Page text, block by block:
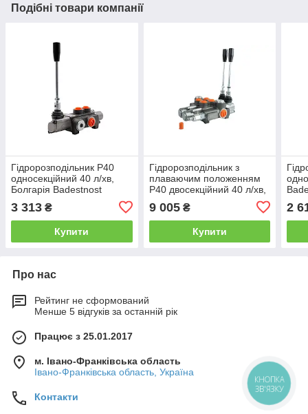
Подібні товари компанії
Гідророзподільник Р40
односекційний 40 л/хв,
Болгарія Badestnost
3 313 ₴
Купити
Гідророзподільник з
плаваючим положенням
Р40 двосекційний 40 л/хв,
9 005₴
Купити
2
Про нас
Рейтинг не сформований
Менше 5 відгуків за останній рік
Працює з 25.01.2017
м. Івано-Франківська область
Івано-Франківська область, Україна
Контакти
КНОПКА
ЗВ'ЯЗКУ